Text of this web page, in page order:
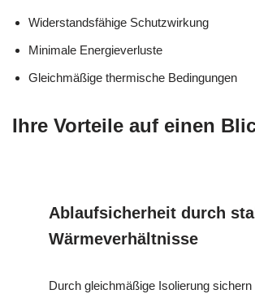
Widerstandsfähige Schutzwirkung
Minimale Energieverluste
Gleichmäßige thermische Bedingungen
Ihre Vorteile auf einen
Ablaufsicherheit durch
Wärmeverhältnisse
Durch gleichmäßige Isolierung sichern